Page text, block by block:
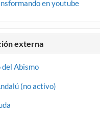
en youtube
externa
del Abismo
(no activo)